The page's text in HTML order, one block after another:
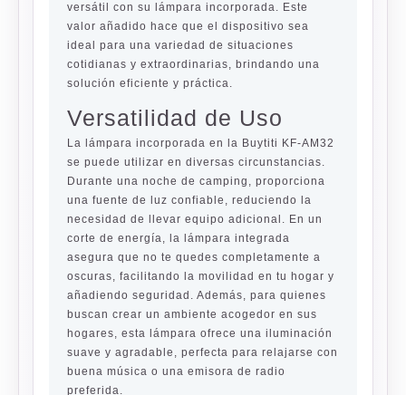
versátil con su lámpara incorporada. Este
valor añadido hace que el dispositivo sea
ideal para una variedad de situaciones
cotidianas y extraordinarias, brindando una
solución eficiente y práctica.
Versatilidad de Uso
La lámpara incorporada en la Buytiti KF-AM32
se puede utilizar en diversas circunstancias.
Durante una noche de camping, proporciona
una fuente de luz confiable, reduciendo la
necesidad de llevar equipo adicional. En un
corte de energía, la lámpara integrada
asegura que no te quedes completamente a
oscuras, facilitando la movilidad en tu hogar y
añadiendo seguridad. Además, para quienes
buscan crear un ambiente acogedor en sus
hogares, esta lámpara ofrece una iluminación
suave y agradable, perfecta para relajarse con
buena música o una emisora de radio
preferida.